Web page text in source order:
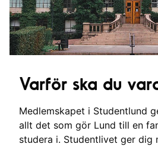
Varför ska du
Medlemskapet i Studentlund
allt det som gör Lund till en
studera i. Studentlivet ger dig